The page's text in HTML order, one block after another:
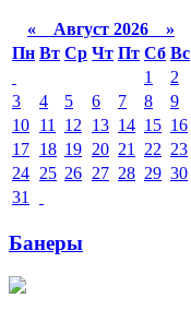
« Август 2026 »
Пн Вт Ср Чт Пт Сб Вс
1
2
3
4 5 6 7 8
9
10 11 12 13 14 15 16
17 18 19 20 21 22 23
24 25 26 27 28 29 30
31
Банеры